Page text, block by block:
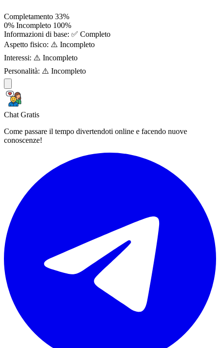
Completamento 33%
0% Incompleto 100%
Informazioni di base: ✅ Completo
Aspetto fisico: ⚠️ Incompleto
Interessi: ⚠️ Incompleto
Personalità: ⚠️ Incompleto
Chat Gratis
Come passare il tempo divertendoti online e facendo nuove
conoscenze!